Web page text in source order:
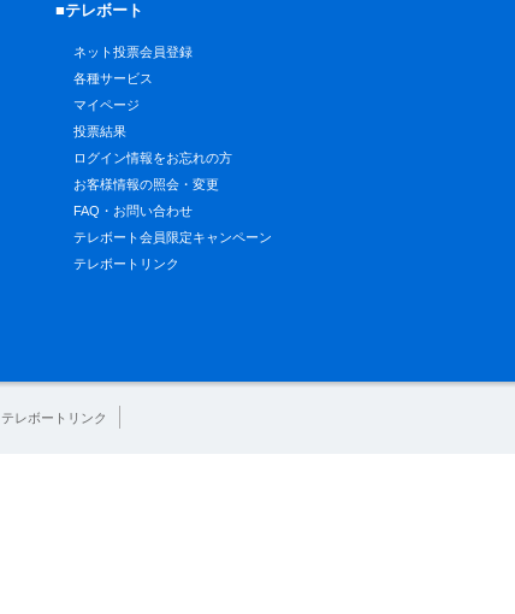
■テレボート
ネット投票会員登録
各種サービス
マイページ
投票結果
ログイン情報をお忘れの方
お客様情報の照会・変更
FAQ・お問い合わせ
テレボート会員限定キャンペーン
テレボートリンク
テレボートリンク